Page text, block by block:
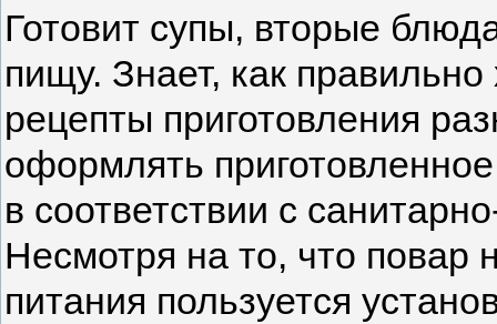
Готовит супы, вторые
пищу. Знает, как
рецепты приготовления
оформлять
в соответствии с
Несмотря на то, что повар
питания пользуется